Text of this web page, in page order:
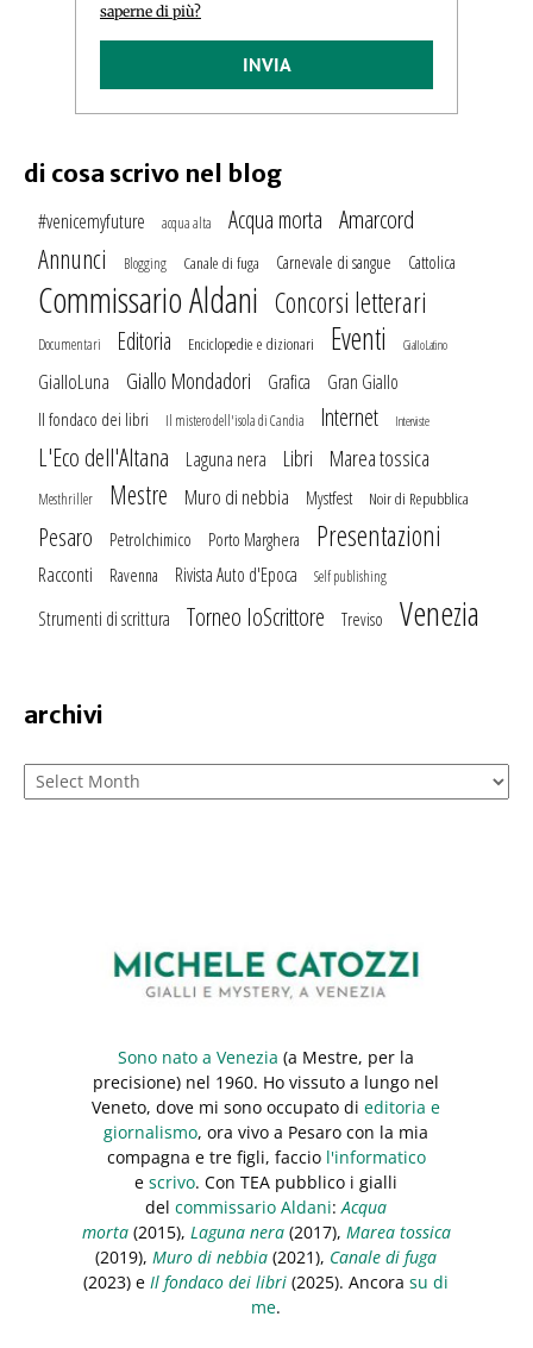
saperne di più?
INVIA
di cosa scrivo nel blog
#venicemyfuture acqua alta Acqua morta Amarcord
Annunci Blogging Canale di fuga Carnevale di sangue Cattolica
Commissario Aldani Concorsi letterari
Documentari Editoria Enciclopedie e dizionari Eventi GialloLatino
GialloLuna Giallo Mondadori Grafica Gran Giallo
Il fondaco dei libri Il mistero dell'isola di Candia Internet Interviste
L'Eco dell'Altana Laguna nera Libri Marea tossica
Mesthriller Mestre Muro di nebbia Mystfest Noir di Repubblica
Pesaro Petrolchimico Porto Marghera Presentazioni
Racconti Ravenna Rivista Auto d'Epoca Self publishing
Strumenti di scrittura Torneo IoScrittore Treviso Venezia
archivi
Archivi
Sono nato a Venezia (a Mestre, per la
precisione) nel 1960. Ho vissuto a lungo nel
Veneto, dove mi sono occupato dieditoria e
giornalismo, ora vivo a Pesaro con la mia
compagna e tre figli, faccio l'informatico
escrivo. Con TEA pubblico i gialli
delcommissario Aldani:Acqua
morta(2015), Laguna nera(2017), Marea tossica
(2019),Muro di nebbia (2021), Canale di fuga
(2023) eIl fondaco dei libri (2025). Ancorasu di
me.